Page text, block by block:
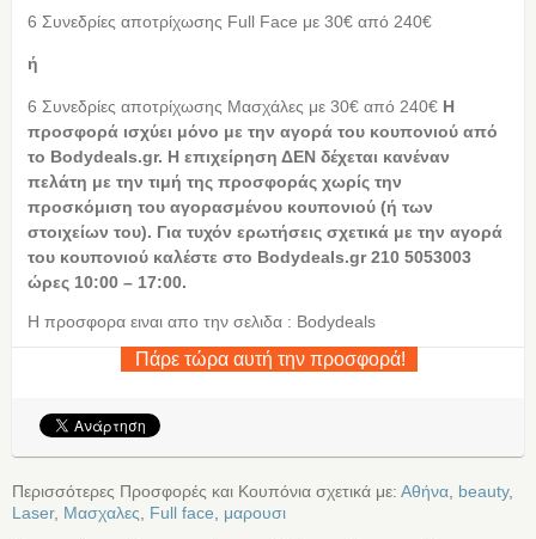
6 Συνεδρίες αποτρίχωσης Full Face με 30€ από 240€
ή
6 Συνεδρίες αποτρίχωσης Μασχάλες με 30€ από 240€ Η
προσφορά ισχύει μόνο με την αγορά του κουπονιού από
το Bodydeals.gr. Η επιχείρηση ΔΕΝ δέχεται κανέναν
πελάτη με την τιμή της προσφοράς χωρίς την
προσκόμιση του αγορασμένου κουπονιού (ή των
στοιχείων του). Για τυχόν ερωτήσεις σχετικά με την αγορά
του κουπονιού καλέστε στο Bodydeals.gr 210 5053003
ώρες 10:00 – 17:00.
Η προσφορα ειναι απο την σελιδα : Bodydeals
Πάρε τώρα αυτή την προσφορά!
Περισσότερες Προσφορές και Κουπόνια σχετικά με: Αθήνα beauty,
Laser, Μασχαλες Full face
μαρουσι